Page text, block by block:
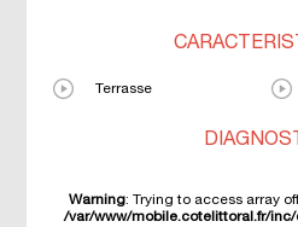
Terrasse
Warning: Trying to access array
/var/www/mobile.cotelittoral.fr/